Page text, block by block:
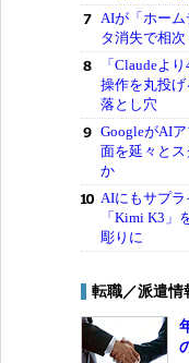
AIが「ホー
タ消失で相
「Claudeよ
操作を丸投
落とし穴
GoogleがAI
面を延々と
か
AIにもサプ
「Kimi K3」
彫りに
転職／派遣情